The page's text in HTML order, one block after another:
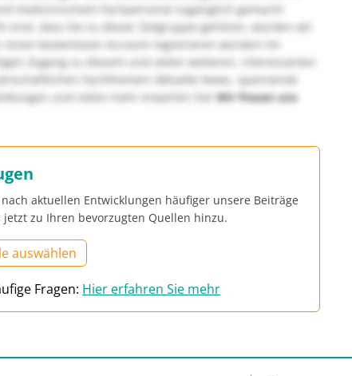
medizinischem Fachpersonal zugänglich gemacht
sind, dass Sie zu dieser Zielgruppe gehören, würden wir
kostenlosen Account registrieren würden! Im
Zugang zu diesem und vielen weiteren, interessanten
Fachthemen! Aktuelle News, spannende
und vieles mehr erwarten Sie! Wir freuen uns
aktuellen Entwicklungen häufiger unsere Beiträge
jetzt zu Ihren bevorzugten Quellen hinzu.
auswählen
Fragen: Hier erfahren Sie mehr